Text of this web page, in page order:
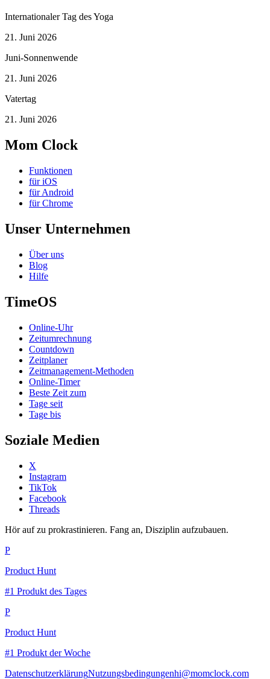
Internationaler Tag des Yoga
21. Juni 2026
Juni-Sonnenwende
21. Juni 2026
Vatertag
21. Juni 2026
Mom Clock
Funktionen
für iOS
für Android
für Chrome
Unser Unternehmen
Über uns
Blog
Hilfe
TimeOS
Online-Uhr
Zeitumrechnung
Countdown
Zeitplaner
Zeitmanagement-Methoden
Online-Timer
Beste Zeit zum
Tage seit
Tage bis
Soziale Medien
X
Instagram
TikTok
Facebook
Threads
Hör auf zu prokrastinieren. Fang an, Disziplin aufzubauen.
P
Product Hunt
#1 Produkt des Tages
P
Product Hunt
#1 Produkt der Woche
DatenschutzerklärungNutzungsbedingungenhi@momclock.com